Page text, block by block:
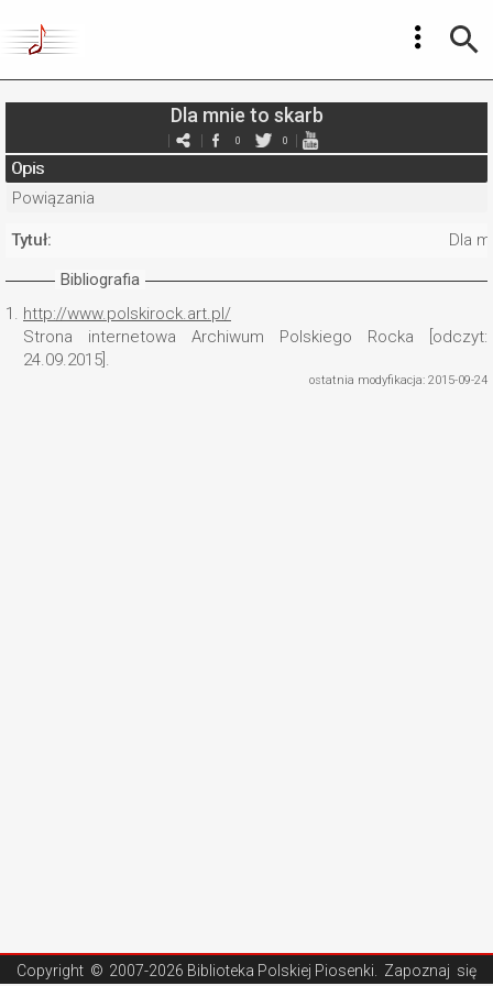
Dla mnie to skarb
0 0
Opis
Powiązania
Tytuł:
Dla
Bibliografia
1. http://www.polskirock.art.pl/
Strona internetowa Archiwum Polskiego Rocka [odczyt:
24.09.2015].
ostatnia modyfikacja: 2015-09-24
Copyright © 2007-2026 Biblioteka Polskiej Piosenki . Zapoznaj się